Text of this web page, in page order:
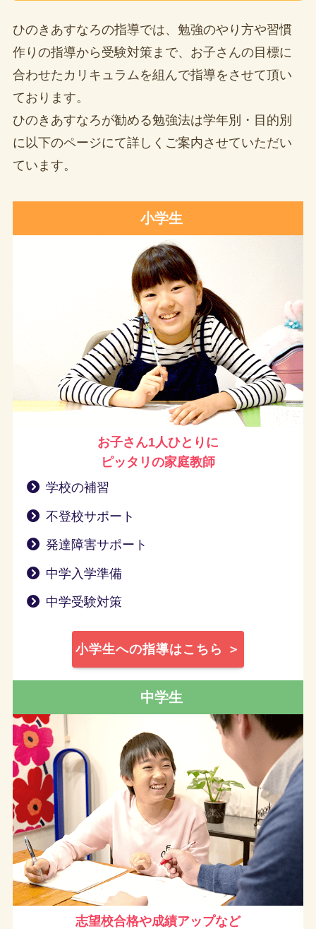
ひのきあすなろの指導では、勉強のやり方や習慣
作りの指導から受験対策まで、お子さんの目標に
合わせたカリキュラムを組んで指導をさせて頂い
ております。
ひのきあすなろが勧める勉強法は学年別・目的別
に以下のページにて詳しくご案内させていただい
ています。
小学生
お子さん1人ひとりに
ピッタリの家庭教師
学校の補習
不登校サポート
発達障害サポート
中学入学準備
中学受験対策
小学生への指導はこちら ＞
中学生
志望校合格や成績アップなど